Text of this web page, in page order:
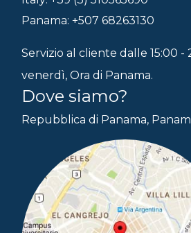
Panama: +507 68263130
Servizio al cliente dalle 15:00
venerdì, Ora di Panama.
Dove siamo?
Repubblica di Panama,